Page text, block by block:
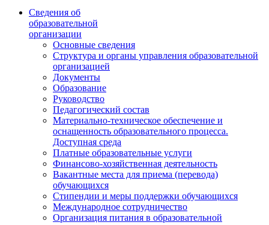
Сведения об
образовательной
организации
Основные сведения
Структура и органы управления образовательной
организацией
Документы
Образование
Руководство
Педагогический состав
Материально-техническое обеспечение и
оснащенность образовательного процесса.
Доступная среда
Платные образовательные услуги
Финансово-хозяйственная деятельность
Вакантные места для приема (перевода)
обучающихся
Стипендии и меры поддержки обучающихся
Международное сотрудничество
Организация питания в образовательной